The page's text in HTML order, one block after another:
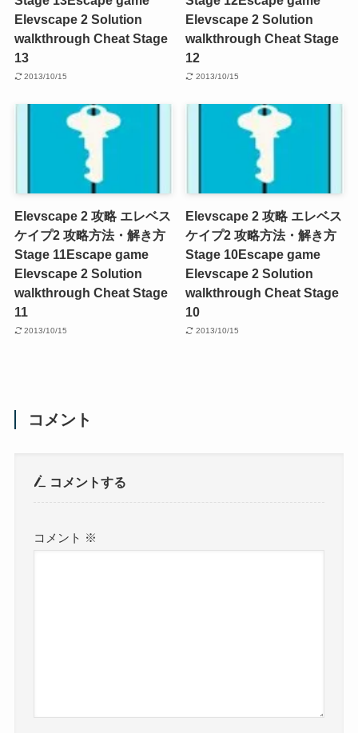
Elevscape 2 Solution
walkthrough Cheat Stage
13
2013/10/15
Elevscape 2 Solution
walkthrough Cheat Stage
12
2013/10/15
Elevscape 2 攻略 エレベス
ケイプ2 攻略方法・解き方
Stage 11Escape game
Elevscape 2 Solution
walkthrough Cheat Stage
11
2013/10/15
Elevscape 2 攻略 エレベス
ケイプ2 攻略方法・解き方
Stage 10Escape game
Elevscape 2 Solution
walkthrough Cheat Stage
10
2013/10/15
コメント
コメントする
コメント ※